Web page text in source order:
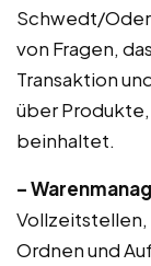
Schwedt/Oder
von Fragen,
Transaktion
über
beinhaltet.
–
Vollzeitstellen,
Ordnen und